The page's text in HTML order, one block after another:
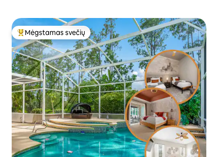
Svečių mėgstamiausias
Mėgstamas svečių